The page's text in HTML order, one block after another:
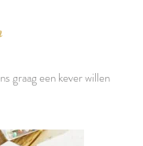
graag een kever willen